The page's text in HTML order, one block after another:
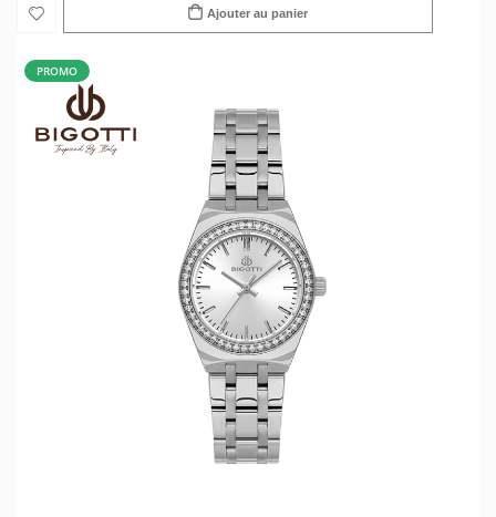
Ajouter au panier
PROMO